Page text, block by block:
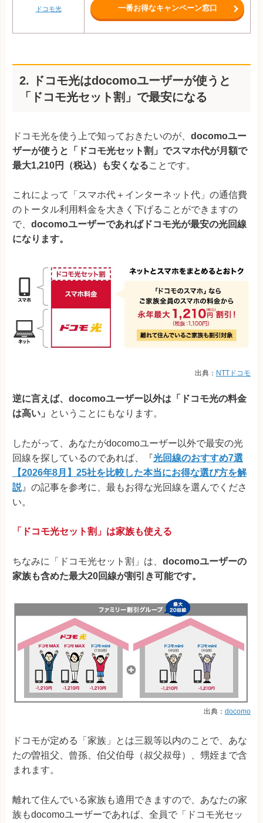
ドコモ光 一番お得なキャンペーン窓口
2. ドコモ光はdocomoユーザーが使うと
「ドコモ光セット割」で最安になる
ドコモ光を使う上で知っておきたいのが、 docomoユー
ザーが使うと「ドコモ光セット割」でスマホ代が月額で
最大1,210円（税込）も安くなることです。
これによって「スマホ代＋インターネット代」の通信費
のトータル利用料金を大きく下げることができますの
で、 docomoユーザーであればドコモ光が最安の光回線
になります。
出典： NTTドコモ
逆に言えば、docomoユーザー以外は「ドコモ光の料金
は高い」
ということにもなります。
したがって、あなたがdocomoユーザー以外で最安の光
回線を探しているのであれば、『光回線のおすすめ7選
【2026年8月】25社を比較した本当にお得な選び方を解
説』の記事を参考に、最もお得な光回線を選んでくださ
い。
「ドコモ光セット割」は家族も使える
ちなみに「ドコモ光セット割」は、 docomoユーザーの
家族も含めた最大20回線が割引き可能です。
出典： docomo
ドコモが定める「家族」とは三親等以内のことで、あな
たの曽祖父、曾孫、伯父伯母（叔父叔母）、甥姪まで含
まれます。
離れて住んでいる家族も適用できますので、あなたの家
族もdocomoユーザーであれば、全員で「ドコモ光セッ